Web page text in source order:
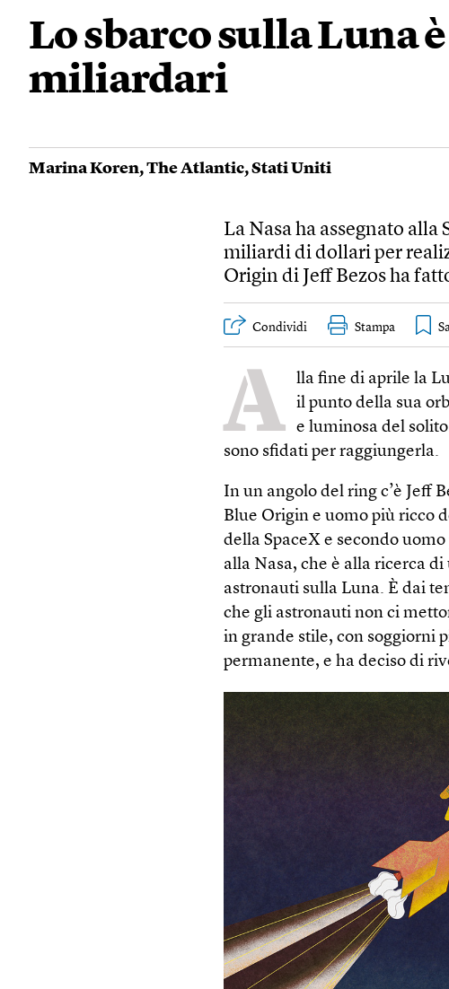
Lo sbarco sulla Luna
miliardari
Marina Koren,The Atlantic,Stati Uniti
La Nasa ha assegnato
miliardi di dollari per
Origin di Jeff Bezos ha
Condividi Stampa
A
lla fine di aprile la
il punto della sua
e luminosa del
sono sfidati per raggiungerla.
In un angolo del ring c’è Jeff
Blue Origin e uomo più ricco
della SpaceX e secondo
alla Nasa, che è alla ricerca
astronauti sulla Luna. È dai
che gli astronauti non ci
in grande stile, con soggiorni
permanente, e ha deciso di